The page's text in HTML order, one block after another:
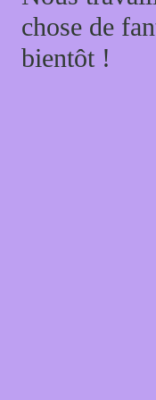
chose de
bientôt !